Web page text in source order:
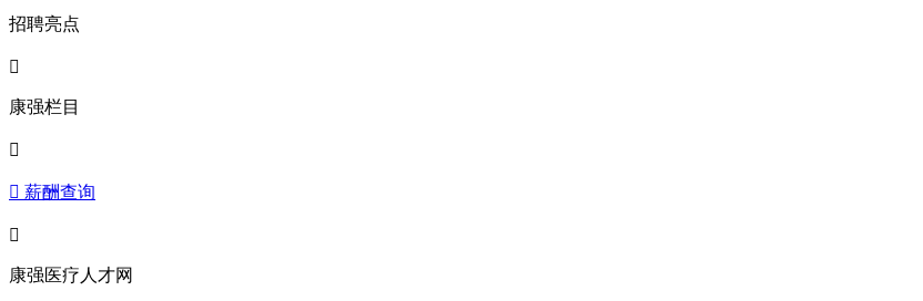
招聘亮点

康强栏目

 薪酬查询

康强医疗人才网